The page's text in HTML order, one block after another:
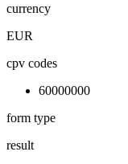
currency
EUR
cpv codes
60000000
form type
result